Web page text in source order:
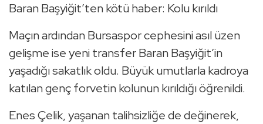
Baran Başyiğit’ten kötü haber: Kolu kırıldı
Maçın ardından Bursaspor cephesini asıl üzen
gelişme ise yeni transfer Baran Başyiğit’in
yaşadığı sakatlık oldu. Büyük umutlarla kadroya
katılan genç forvetin kolunun kırıldığı öğrenildi.
Enes Çelik, yaşanan talihsizliğe de değinerek,